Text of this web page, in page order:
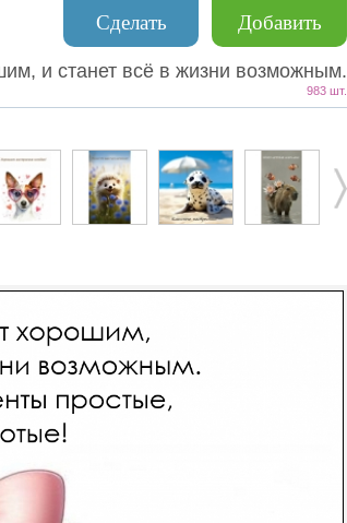
Добавить
Сделать
и станет всё в жизни возможным.
983 шт.